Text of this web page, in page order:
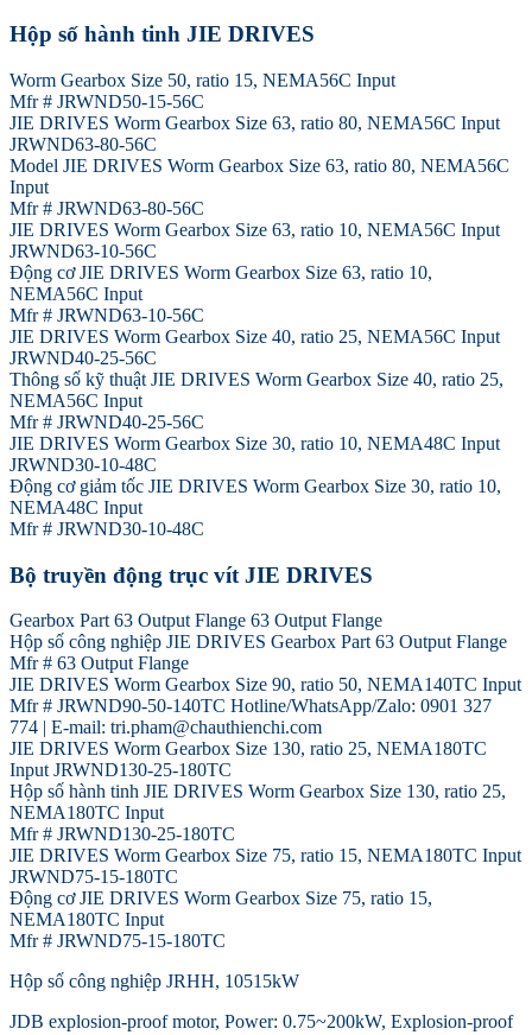
Hộp số hành tinh JIE DRIVES
Worm Gearbox Size 50, ratio 15, NEMA56C Input
Mfr # JRWND50-15-56C
JIE DRIVES Worm Gearbox Size 63, ratio 80, NEMA56C Input
JRWND63-80-56C
Model JIE DRIVES Worm Gearbox Size 63, ratio 80, NEMA56C
Input
Mfr # JRWND63-80-56C
JIE DRIVES Worm Gearbox Size 63, ratio 10, NEMA56C Input
JRWND63-10-56C
Động cơ JIE DRIVES Worm Gearbox Size 63, ratio 10,
NEMA56C Input
Mfr # JRWND63-10-56C
JIE DRIVES Worm Gearbox Size 40, ratio 25, NEMA56C Input
JRWND40-25-56C
Thông số kỹ thuật JIE DRIVES Worm Gearbox Size 40, ratio 25,
NEMA56C Input
Mfr # JRWND40-25-56C
JIE DRIVES Worm Gearbox Size 30, ratio 10, NEMA48C Input
JRWND30-10-48C
Động cơ giảm tốc JIE DRIVES Worm Gearbox Size 30, ratio 10,
NEMA48C Input
Mfr # JRWND30-10-48C
Bộ truyền động trục vít JIE DRIVES
Gearbox Part 63 Output Flange 63 Output Flange
Hộp số công nghiệp JIE DRIVES Gearbox Part 63 Output Flange
Mfr # 63 Output Flange
JIE DRIVES Worm Gearbox Size 90, ratio 50, NEMA140TC Input
Mfr # JRWND90-50-140TC Hotline/WhatsApp/Zalo: 0901 327
774 | E-mail: tri.pham@chauthienchi.com
JIE DRIVES Worm Gearbox Size 130, ratio 25, NEMA180TC
Input JRWND130-25-180TC
Hộp số hành tinh JIE DRIVES Worm Gearbox Size 130, ratio 25,
NEMA180TC Input
Mfr # JRWND130-25-180TC
JIE DRIVES Worm Gearbox Size 75, ratio 15, NEMA180TC Input
JRWND75-15-180TC
Động cơ JIE DRIVES Worm Gearbox Size 75, ratio 15,
NEMA180TC Input
Mfr # JRWND75-15-180TC
Hộp số công nghiệp JRHH, 10515kW
JDB explosion-proof motor, Power: 0.75~200kW, Explosion-proof